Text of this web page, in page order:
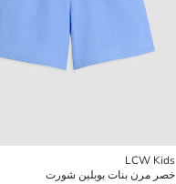
LCW Kids
خصر مرن بنات بوبلين شورت